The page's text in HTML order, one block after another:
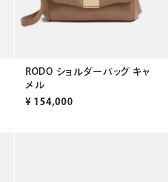
RODO ショルダーバッグ キャ
メル
¥ 154,000